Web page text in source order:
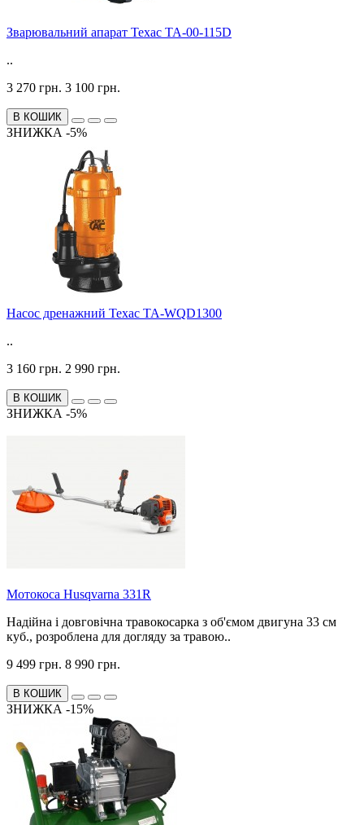
Зварювальний апарат Техас TA-00-115D
..
3 270 грн. 3 100 грн.
В КОШИК
ЗНИЖКА -5%
Насос дренажний Техас TA-WQD1300
..
3 160 грн. 2 990 грн.
В КОШИК
ЗНИЖКА -5%
Мотокоса Husqvarna 331R
Надійна і довговічна травокосарка з об'ємом двигуна 33 см
куб., розроблена для догляду за травою..
9 499 грн. 8 990 грн.
В КОШИК
ЗНИЖКА -15%